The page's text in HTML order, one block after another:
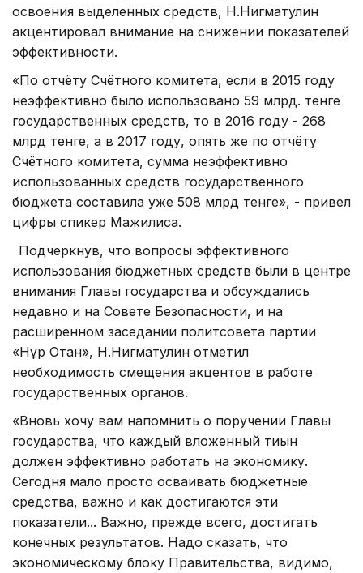
освоения выделенных средств, Н.Нигматулин
акцентировал внимание на снижении показателей
эффективности.
«По отчёту Счётного комитета, если в 2015 году
неэффективно было использовано 59 млрд. тенге
государственных средств, то в 2016 году - 268
млрд тенге, а в 2017 году, опять же по отчёту
Счётного комитета, сумма неэффективно
использованных средств государственного
бюджета составила уже 508 млрд тенге», - привел
цифры спикер Мажилиса.
Подчеркнув, что вопросы эффективного
использования бюджетных средств были в центре
внимания Главы государства и обсуждались
недавно и на Совете Безопасности, и на
расширенном заседании политсовета партии
«Нұр Отан», Н.Нигматулин отметил
необходимость смещения акцентов в работе
государственных органов.
«Вновь хочу вам напомнить о поручении Главы
государства, что каждый вложенный тиын
должен эффективно работать на экономику.
Сегодня мало просто осваивать бюджетные
средства, важно и как достигаются эти
показатели... Важно, прежде всего, достигать
конечных результатов. Надо сказать, что
экономическому блоку Правительства, видимо,